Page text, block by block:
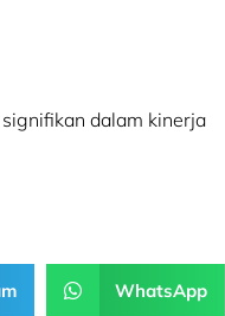
dalam kinerja
WhatsApp